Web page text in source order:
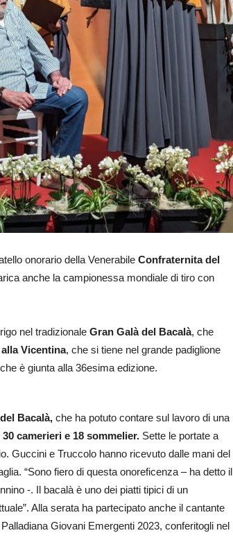
onorario della Venerabile Confraternita del
anche la campionessa mondiale di tiro con
nel tradizionale Gran Galà del Bacalà, che
Vicentina, che si tiene nel grande padiglione
è giunta alla 36esima edizione.
Bacalà, che ha potuto contare sul lavoro di una
30 camerieri e 18 sommelier. Sette le portate a
Guccini e Truccolo hanno ricevuto dalle mani del
“Sono fiero di questa onoreficenza – ha detto il
-. Il bacalà è uno dei piatti tipici di un
Alla serata ha partecipato anche il cantante
Giovani Emergenti 2023, conferitogli nel